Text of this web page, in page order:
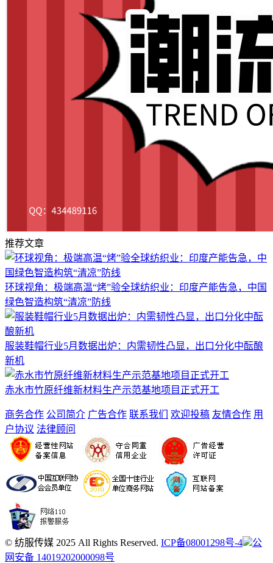
推荐文章
环球视角：极端高温“烤”验全球纺织业：印度产能告急，中国
绿色智造构筑“清凉”防线
服装鞋帽行业5月数据出炉：内需韧性凸显，出口分化中酝酿
新机
赤水市竹原纤维新材料生产示范基地项目正式开工
商务合作 公司简介 广告合作 联系我们 欢迎投稿 友情合作 用
户协议 法律顾问
© 纺服传媒 2025 All Rights Reserved. ICP备08001298号-4
公
网安备 14019202000098号